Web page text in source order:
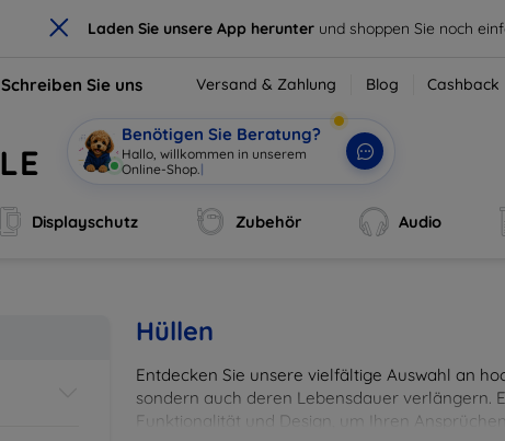
× Laden Sie unsere App herunter und shoppen Sie noch
Schreiben Sie uns Versand & Zahlung Blog Cashback
Benötigen Sie Beratung?
Hallo, willkommen in unserem
Online-Shop. |
Displayschutz Zubehör Audio
Hüllen
Entdecken Sie unsere vielfältige Auswahl an
sondern auch deren Lebensdauer verlängern.
Funktionalität und Design, um Ihren